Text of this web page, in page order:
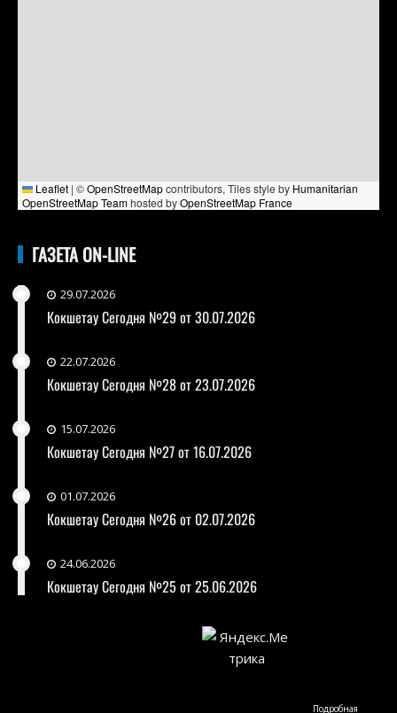
Leaflet | ©OpenStreetMapcontributors, Tiles style by Humanitarian
OpenStreetMap Teamhosted byOpenStreetMap France
ГАЗЕТА ON-LINE
29.07.2026
Кокшетау Сегодня №29 от 30.07.2026
22.07.2026
Кокшетау Сегодня №28 от 23.07.2026
15.07.2026
Кокшетау Сегодня №27 от 16.07.2026
01.07.2026
Кокшетау Сегодня №26 от 02.07.2026
24.06.2026
Кокшетау Сегодня №25 от 25.06.2026
Подробная